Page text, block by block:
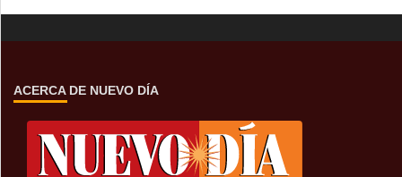
ACERCA DE NUEVO DÍA